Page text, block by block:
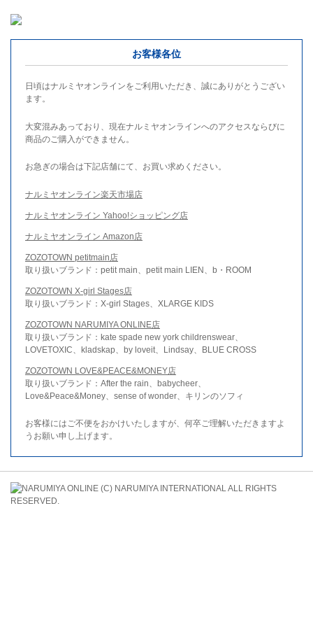
お客様各位
日頃はナルミヤオンラインをご利用いただき、誠にありがとうござい
ます。
大変混みあっており、現在ナルミヤオンラインへのアクセスならびに
商品のご購入ができません。
お急ぎの場合は下記店舗にて、お買い求めください。
ナルミヤオンライン楽天市場店
ナルミヤオンライン Yahoo!ショッピング店
ナルミヤオンライン Amazon店
ZOZOTOWN petitmain店
取り扱いブランド：petit main、petit main LIEN、b・ROOM
ZOZOTOWN X-girl Stages店
取り扱いブランド：X-girl Stages、XLARGE KIDS
ZOZOTOWN NARUMIYA ONLINE店
取り扱いブランド：kate spade new york childrenswear、
LOVETOXIC、kladskap、by loveit、Lindsay、BLUE CROSS
ZOZOTOWN LOVE&PEACE&MONEY店
取り扱いブランド：After the rain、babycheer、
Love&Peace&Money、sense of wonder、キリンのソフィ
お客様にはご不便をおかけいたしますが、何卒ご理解いただきますよ
うお願い申し上げます。